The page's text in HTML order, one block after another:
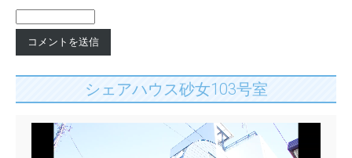
シェアハウス砂女103号室